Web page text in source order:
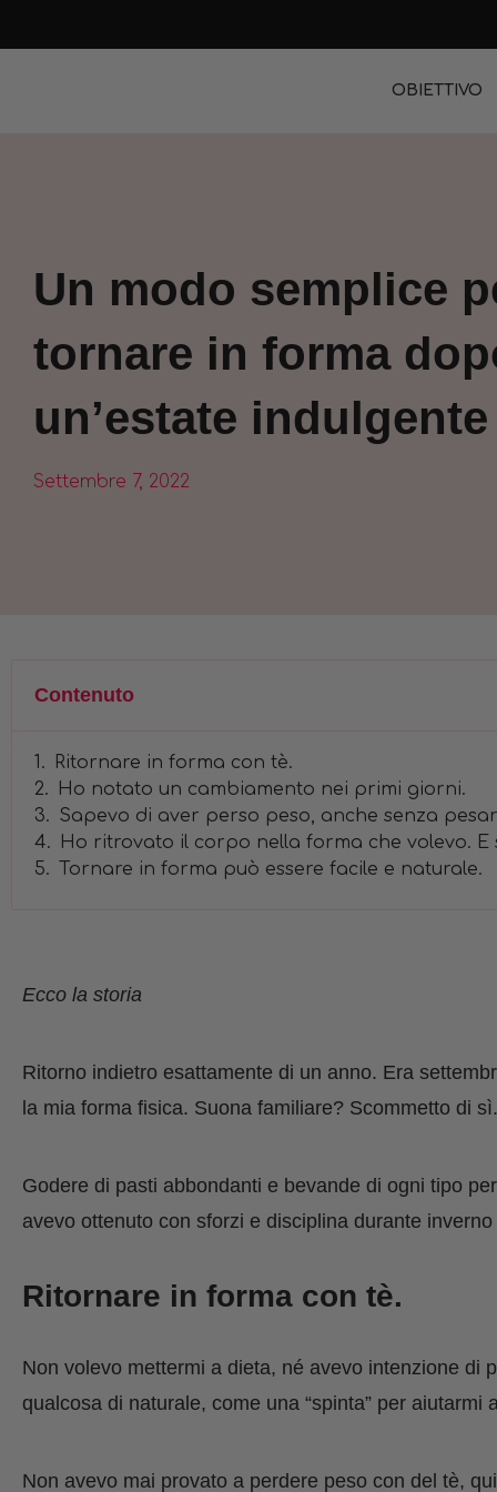
OBIETTIVO
Un modo semplice
tornare in forma
un’estate
Settembre 7, 2022
Contenuto
Ritornare in forma con tè.
Ho notato un cambiamento nei primi giorni.
Sapevo di aver perso peso, anche senza
Ho ritrovato il corpo nella forma che volevo.
Tornare in forma può essere facile e naturale.
Ecco la storia
Ritorno indietro esattamente di un anno. Era
la mia forma fisica. Suona familiare? Scommetto di sì
Godere di pasti abbondanti e bevande di ogni tipo
avevo ottenuto con sforzi e disciplina durante
Ritornare in forma con tè.
Non volevo mettermi a dieta, né avevo intenzione di
qualcosa di naturale, come una “spinta” per
Non avevo mai provato a perdere peso con del tè,